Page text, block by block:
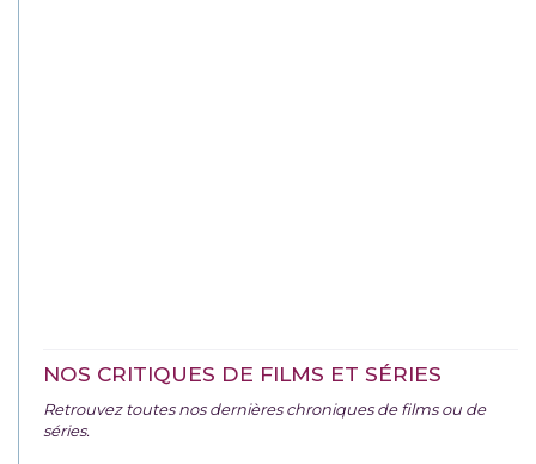
NOS CRITIQUES DE FILMS ET SÉRIES
Retrouvez toutes nos dernières chroniques de films ou de
séries.